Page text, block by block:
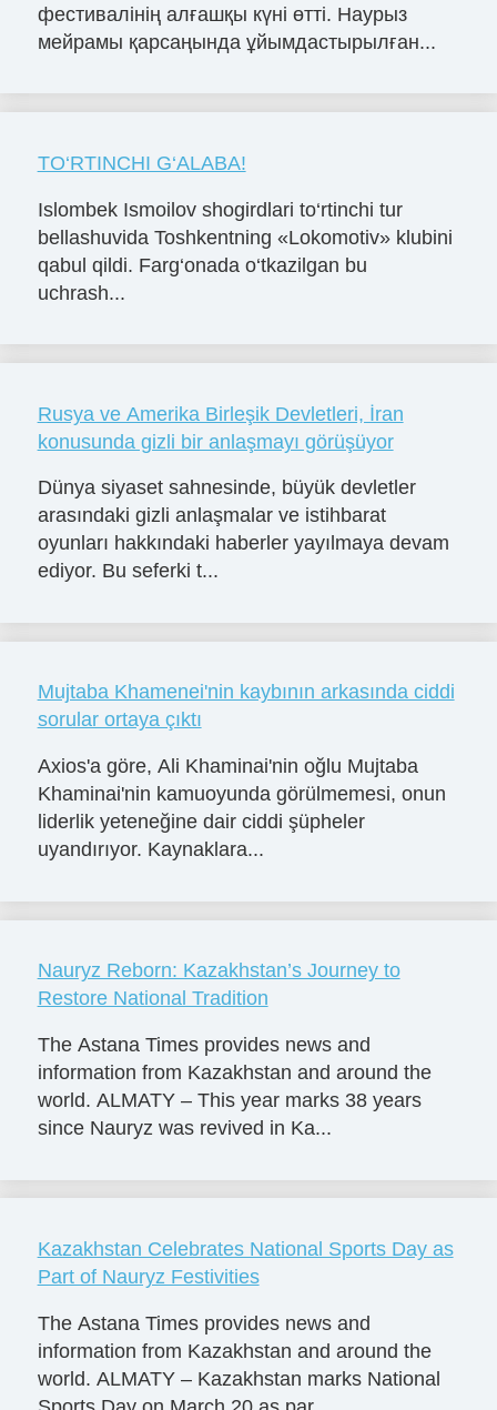
фестивалінің алғашқы күні өтті. Наурыз
мейрамы қарсаңында ұйымдастырылған...
TO‘RTINCHI G‘ALABA!
Islombek Ismoilov shogirdlari to‘rtinchi tur
bellashuvida Toshkentning «Lokomotiv» klubini
qabul qildi. Farg‘onada o‘tkazilgan bu
uchrash...
Rusya ve Amerika Birleşik Devletleri, İran
konusunda gizli bir anlaşmayı görüşüyor
Dünya siyaset sahnesinde, büyük devletler
arasındaki gizli anlaşmalar ve istihbarat
oyunları hakkındaki haberler yayılmaya devam
ediyor. Bu seferki t...
Mujtaba Khamenei'nin kaybının arkasında ciddi
sorular ortaya çıktı
Axios'a göre, Ali Khaminai'nin oğlu Mujtaba
Khaminai'nin kamuoyunda görülmemesi, onun
liderlik yeteneğine dair ciddi şüpheler
uyandırıyor. Kaynaklara...
Nauryz Reborn: Kazakhstan’s Journey to
Restore National Tradition
The Astana Times provides news and
information from Kazakhstan and around the
world. ALMATY – This year marks 38 years
since Nauryz was revived in Ka...
Kazakhstan Celebrates National Sports Day as
Part of Nauryz Festivities
The Astana Times provides news and
information from Kazakhstan and around the
world. ALMATY – Kazakhstan marks National